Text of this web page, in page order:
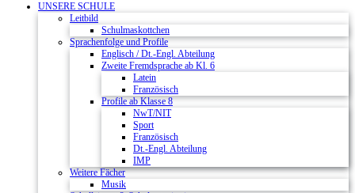
UNSERE SCHULE
Leitbild
Schulmaskottchen
Sprachenfolge und Profile
Englisch / Dt.-Engl. Abteilung
Zweite Fremdsprache ab Kl. 6
Latein
Französisch
Profile ab Klasse 8
NwT/NIT
Sport
Französisch
Dt.-Engl. Abteilung
IMP
Weitere Fächer
Musik